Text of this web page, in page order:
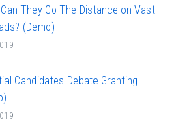
They Go The Distance on Vast
(Demo)
sit ametcon sectetur
Candidates Debate Granting
sit ametcon sectetur